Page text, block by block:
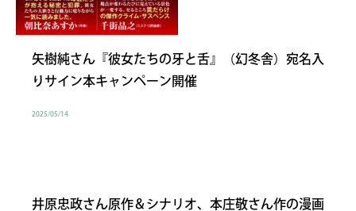
矢樹純さん『彼女たちの牙と舌』（幻冬舎）宛名入
りサイン本キャンペーン開催
2025/05/14
井原忠政さん原作＆シナリオ、本庄敬さん作の漫画